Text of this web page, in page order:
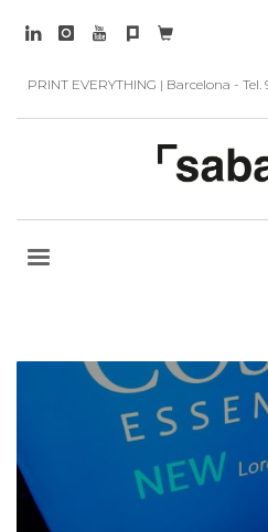
PRINT EVERYTHING | Barcelona - Tel.